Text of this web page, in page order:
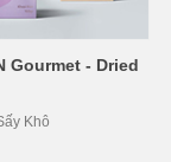
Gourmet - Dried
Khô